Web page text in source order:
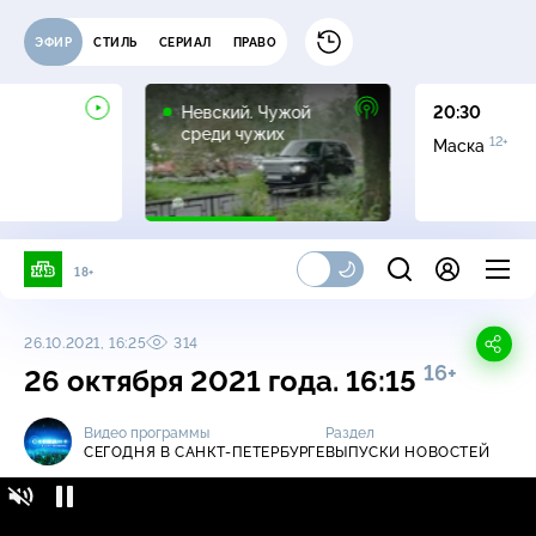
ЭФИР СТИЛЬ СЕРИАЛ ПРАВО
Невский. Чужой
среди чужих
16+
20:30
Маска 12+
18+
26.10.2021, 16:25 314
26 октября 2021 года. 16:15 16+
Видео программы
СЕГОДНЯ В САНКТ-ПЕТЕРБУРГЕ
Раздел
ВЫПУСКИ НОВОСТЕЙ